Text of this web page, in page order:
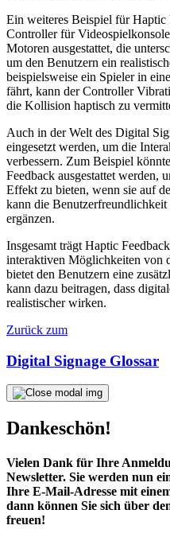
Ein weiteres Beispiel für Haptic
Controller für
Motoren ausgestattet, die
um den Benutzern ein
beispielsweise ein Spieler in
fährt, kann der Controller
die Kollision haptisch zu
Auch in der Welt des Digital
eingesetzt werden, um die
verbessern. Zum Beispiel
Feedback ausgestattet werden,
Effekt zu bieten, wenn sie auf
kann die
ergänzen.
Insgesamt trägt Haptic
interaktiven Möglichkeiten von
bietet den Benutzern eine
kann dazu beitragen, dass
realistischer wirken.
Zurück zum
Digital Signage Glossar
Dankeschön!
Vielen Dank für Ihre
Newsletter. Sie werden nun
Ihre E-Mail-Adresse mit
dann können Sie sich über
freuen!